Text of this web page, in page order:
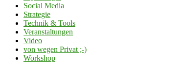
Social Media
Strategie
Technik & Tools
Veranstaltungen
Video
von wegen Privat ;-)
Workshop